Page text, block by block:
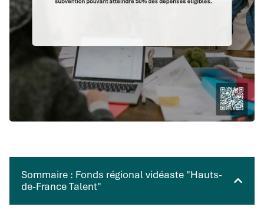
Sommaire : Fonds régional vidéaste "Hauts-
de-France Talent"